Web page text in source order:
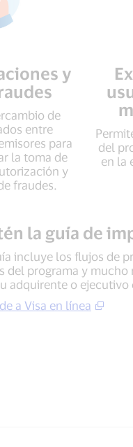
y
de
entre
para
la toma de
y
fraudes.
del
en la
la guía de
incluye los flujos de
del programa y mucho
adquirente o ejecutivo
a Visa en línea